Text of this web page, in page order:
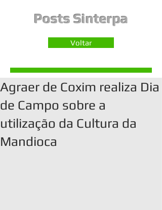
Posts Sinterpa
Voltar
Agraer de Coxim realiza Dia
de Campo sobre a
utilização da Cultura da
Mandioca